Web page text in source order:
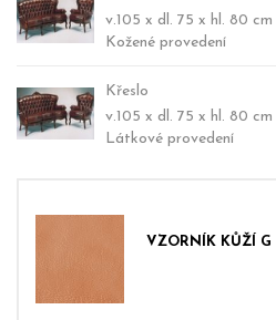
v.105 x dl. 75 x hl. 80 cm
Kožené provedení
Křeslo
v.105 x dl. 75 x hl. 80 cm
Látkové provedení
VZORNÍK KŮŽÍ G